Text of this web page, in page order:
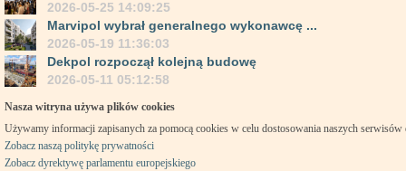
2026-05-25 14:09:25
Marvipol wybrał generalnego wykonawcę ...
2026-05-19 11:36:03
Dekpol rozpoczął kolejną budowę
2026-05-11 05:12:58
Nasza witryna używa plików cookies
Używamy informacji zapisanych za pomocą cookies w celu dostosowania naszych
Zobacz naszą politykę prywatności
Zobacz dyrektywę parlamentu europejskiego